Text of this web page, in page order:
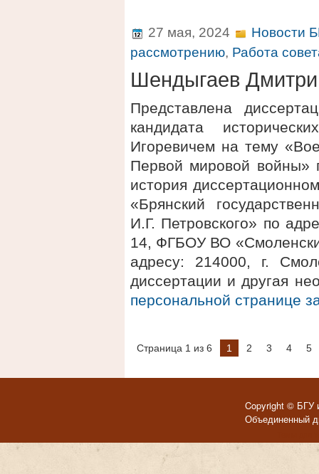
27 мая, 2024
Новости
рассмотрению, Работа
Шендыгаев
Представлена
кандидата
Игоревичем на тему
Первой мировой войны»
история
«Брянский
И.Г. Петровского» по
14, ФГБОУ ВО
адресу: 214000, г.
диссертации и другая
персональной странице
Страница 1 из 6 1 2 3 4 5
Copyright © БГУ
Объединенный